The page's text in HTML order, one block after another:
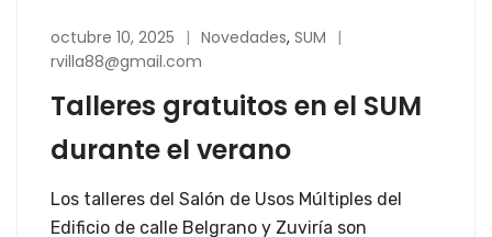
octubre 10, 2025 Novedades, SUM
rvilla88@gmail.com
Talleres gratuitos en el SUM
durante el verano
Los talleres del Salón de Usos Múltiples del
Edificio de calle Belgrano y Zuviría son